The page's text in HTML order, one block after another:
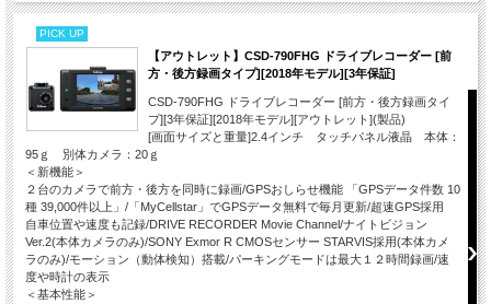
PICK UP
【アウトレット】CSD-790FHG ドライブレコーダー [前
方・後方録画タイプ][2018年モデル][3年保証]
CSD-790FHG ドライブレコーダー [前方・後方録画タイ
プ][3年保証][2018年モデル][アウトレット](製品)
[画面サイズと重量]2.4インチ タッチパネル液晶 本体：
95ｇ 別体カメラ：20ｇ
＜新機能＞
２台のカメラで前方・後方を同時に録画/GPSおしらせ機能 「GPSデータ件数 10
種 39,000件以上」/「MyCellstar」でGPSデータ無料で毎月更新/超速GPS採用
自車位置や速度も記録/DRIVE RECORDER Movie Channel/ナイトビジョン
Ver.2(本体カメラのみ)/SONY Exmor R CMOSセンサー STARVIS採用(本体カメ
ラのみ)/モーション（動体検知）搭載/パーキングモードは最大１２時間録画/速
度や時計の表示
＜基本性能＞